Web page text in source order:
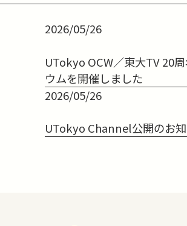
2026/05/26
UTokyo OCW／東大TV 20
ウムを開催しました
2026/05/26
UTokyo Channel公開のお